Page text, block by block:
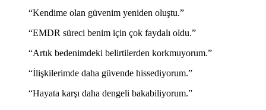
“Kendime olan güvenim yeniden oluştu.”
“EMDR süreci benim için çok faydalı oldu.”
“Artık bedenimdeki belirtilerden korkmuyorum.”
“İlişkilerimde daha güvende hissediyorum.”
“Hayata karşı daha dengeli bakabiliyorum.”